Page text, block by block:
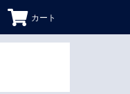
カート